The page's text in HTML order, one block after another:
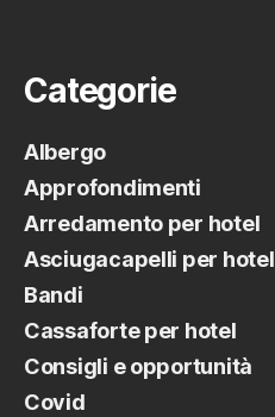
Categorie
Albergo
Approfondimenti
Arredamento per hotel
Asciugacapelli per hotel
Bandi
Cassaforte per hotel
Consigli e opportunità
Covid